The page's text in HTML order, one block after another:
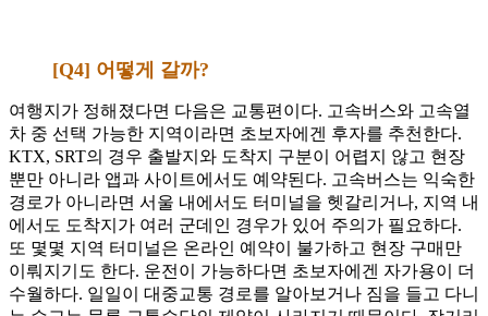
[Q4] 어떻게 갈까?
여행지가 정해졌다면 다음은 교통편이다. 고속버스와 고속열
차 중 선택 가능한 지역이라면 초보자에겐 후자를 추천한다.
KTX, SRT의 경우 출발지와 도착지 구분이 어렵지 않고 현장
뿐만 아니라 앱과 사이트에서도 예약된다. 고속버스는 익숙한
경로가 아니라면 서울 내에서도 터미널을 헷갈리거나, 지역 내
에서도 도착지가 여러 군데인 경우가 있어 주의가 필요하다.
또 몇몇 지역 터미널은 온라인 예약이 불가하고 현장 구매만
이뤄지기도 한다. 운전이 가능하다면 초보자에겐 자가용이 더
수월하다. 일일이 대중교통 경로를 알아보거나 짐을 들고 다니